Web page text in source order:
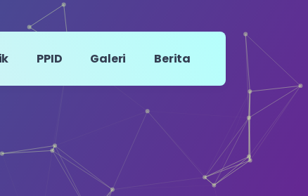
PPID Galeri Berita